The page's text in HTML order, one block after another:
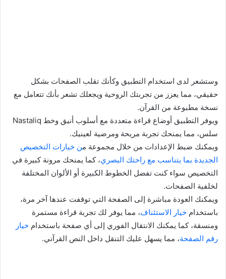
وستشعر لدى استخدام التطبيق وكأنك تقلب الصفحات بشكل
حقيقي، مما يعزز من تجربتك الروحية ويجعلك تشعر بأنك تتعامل مع
نسخة مطبوعة من القرآن.
ويوفر التطبيق أوضاع قراءة متعددة مع أسلوب أنيق وخط Nastaliq
سلس، مما يمنحك تجربة مريحة ومرضية لعينيك.
ويمكنك ضبط الإعدادات من خلال مجموعة من خيارات التخصيص
الجديدة بما يتناسب مع راحتك البصري، كما يمنحك مرونة كبيرة في
التخصيص سواء كنت تفضل الخطوط الكبيرة أو الألوان المختلفة
لخلفية الصفحات.
ويمكنك العودة مباشرة إلى الصفحة التي توقفت عندها آخر مرة،
باستخدام خيار الاستئناف، مما يوفر لك تجربة قراءة مستمرة
ومنسقة، كما يمكنك الانتقال الفوري إلى أي صفحة باستخدام خيار
رقم الصفحة، مما يسهل عليك التنقل داخل النص القرآني.